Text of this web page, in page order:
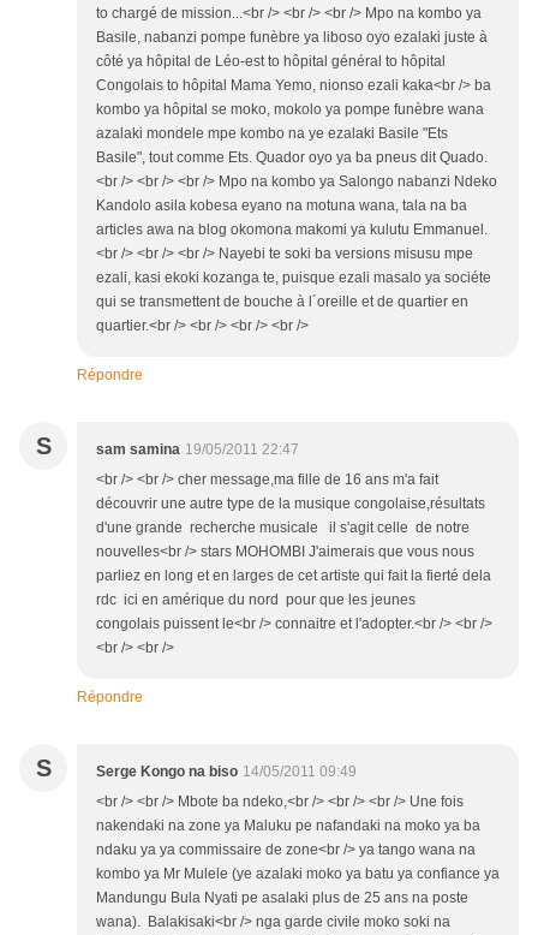
to chargé de mission...<br /> <br /> <br /> Mpo na kombo ya
Basile, nabanzi pompe funèbre ya liboso oyo ezalaki juste à
côté ya hôpital de Léo-est to hôpital général to hôpital
Congolais to hôpital Mama Yemo, nionso ezali kaka<br /> ba
kombo ya hôpital se moko, mokolo ya pompe funèbre wana
azalaki mondele mpe kombo na ye ezalaki Basile "Ets
Basile", tout comme Ets. Quador oyo ya ba pneus dit Quado.
<br /> <br /> <br /> Mpo na kombo ya Salongo nabanzi Ndeko
Kandolo asila kobesa eyano na motuna wana, tala na ba
articles awa na blog okomona makomi ya kulutu Emmanuel.
<br /> <br /> <br /> Nayebi te soki ba versions misusu mpe
ezali, kasi ekoki kozanga te, puisque ezali masalo ya sociéte
qui se transmettent de bouche à l´oreille et de quartier en
quartier.<br /> <br /> <br /> <br />
Répondre
S sam samina 19/05/2011 22:47
<br /> <br /> cher message,ma fille de 16 ans m'a fait
découvrir une autre type de la musique congolaise,résultats
d'une grande recherche musicale il s'agit celle de notre
nouvelles<br /> stars MOHOMBI J'aimerais que vous nous
parliez en long et en larges de cet artiste qui fait la fierté dela
rdc ici en amérique du nord pour que les jeunes
congolais puissent le<br /> connaitre et l'adopter.<br /> <br />
<br /> <br />
Répondre
S Serge Kongo na biso 14/05/2011 09:49
<br /> <br /> Mbote ba ndeko,<br /> <br /> <br /> Une fois
nakendaki na zone ya Maluku pe nafandaki na moko ya ba
ndaku ya ya commissaire de zone<br /> ya tango wana na
kombo ya Mr Mulele (ye azalaki moko ya batu ya confiance ya
Mandungu Bula Nyati pe asalaki plus de 25 ans na poste
wana). Balakisaki<br /> nga garde civile moko soki na